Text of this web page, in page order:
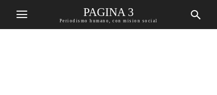
PAGINA 3
Periodismo humano, con mision social